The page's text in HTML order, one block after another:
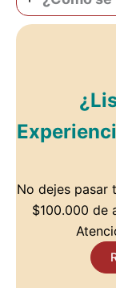
No dejes pasar
$100.000 de